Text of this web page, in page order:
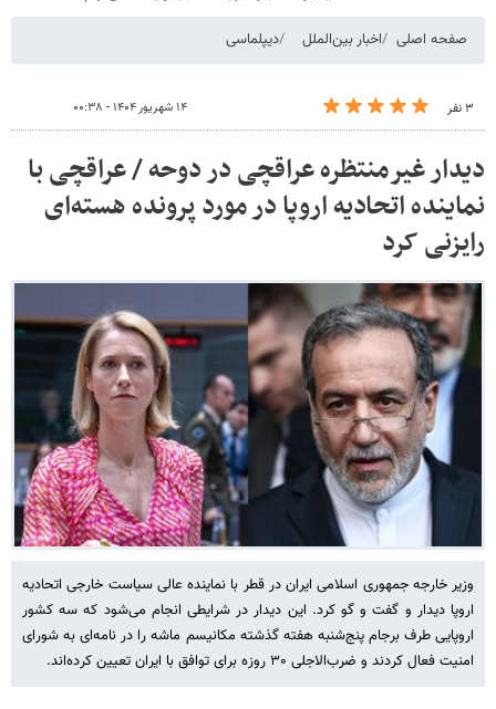
صفحه اصلی اخبار بین‌الملل دیپلماسی
۳ نفر ۱۴ شهریور ۱۴۰۴ - ۰۰:۳۸
دیدار غیرمنتظره عراقچی در دوحه / عراقچی با
نماینده اتحادیه اروپا در مورد پرونده هسته‌ای
رایزنی کرد
وزیر خارجه جمهوری اسلامی ایران در قطر با نماینده عالی سیاست خارجی اتحادیه
اروپا دیدار و گفت و گو کرد. این دیدار در شرایطی انجام می‌شود که سه کشور
اروپایی طرف برجام پنج‌شنبه هفته گذشته مکانیسم ماشه را در نامه‌ای به شورای
امنیت فعال کردند و ضرب‌الاجلی ۳۰ روزه برای توافق با ایران تعیین کرده‌اند.